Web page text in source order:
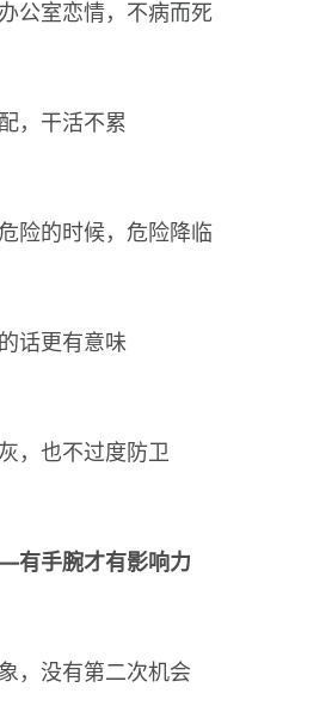
公室恋情，不病而死
，干活不累
险的时候，危险降临
话更有意味
，也不过度防卫
有手腕才有影响力
，没有第二次机会